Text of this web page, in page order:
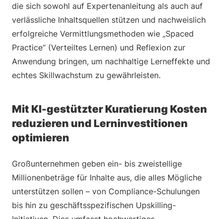
die sich sowohl auf Expertenanleitung als auch auf
verlässliche Inhaltsquellen stützen und nachweislich
erfolgreiche Vermittlungsmethoden wie „Spaced
Practice“ (Verteiltes Lernen) und Reflexion zur
Anwendung bringen, um nachhaltige Lerneffekte und
echtes Skillwachstum zu gewährleisten.
Mit KI-gestützter Kuratierung Kosten
reduzieren und Lerninvestitionen
optimieren
Großunternehmen geben ein- bis zweistellige
Millionenbeträge für Inhalte aus, die alles Mögliche
unterstützen sollen – von Compliance-Schulungen
bis hin zu geschäftsspezifischen Upskilling-